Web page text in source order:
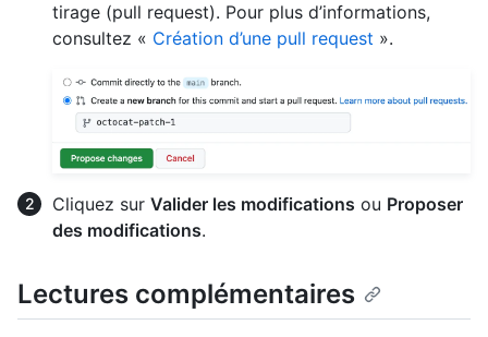
tirage (pull request). Pour plus d’informations,
consultez « Création d’une pull request ».
Cliquez sur Valider les modifications ou Proposer
des modifications.
Lectures complémentaires